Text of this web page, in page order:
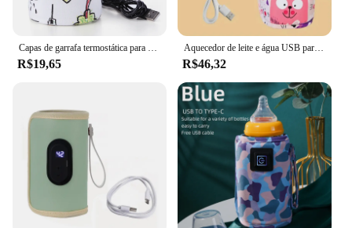
R$19,65
Aquecedor de leite e água USB para viagem, saco isolado, aquecedor de mamadeira, aquecedor portátil, carrinho, Natal e Halloween
R$46,32